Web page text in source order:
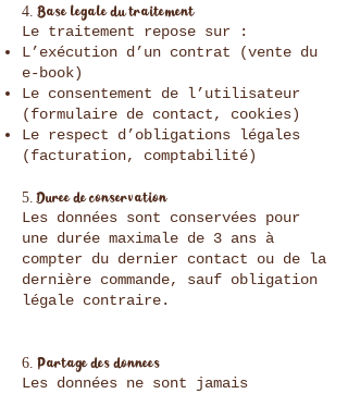
4. Base légale du traitement
Le traitement repose sur :
L’exécution d’un contrat (vente du
e-book)
Le consentement de l’utilisateur
(formulaire de contact, cookies)
Le respect d’obligations légales
(facturation, comptabilité)
5. Durée de conservation
Les données sont conservées pour
une durée maximale de 3 ans à
compter du dernier contact ou de la
dernière commande, sauf obligation
légale contraire.
6. Partage des données
Les données ne sont jamais